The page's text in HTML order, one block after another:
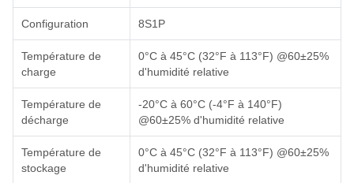
Configuration 8S1P
Température de
charge
0°C à 45°C (32°F à 113°F) @60±25%
d'humidité relative
Température de
décharge
-20°C à 60°C (-4°F à 140°F)
@60±25% d'humidité relative
Température de
stockage
0°C à 45°C (32°F à 113°F) @60±25%
d'humidité relative